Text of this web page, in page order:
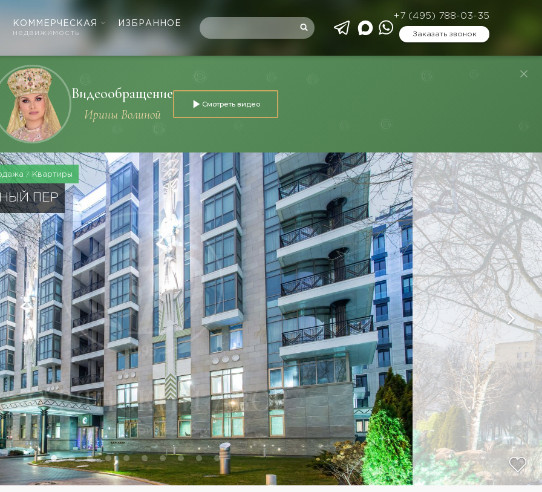
КОММЕРЧЕСКАЯ
недвижимость
ИЗБРАННОЕ
+7 (495) 788-03-35
Заказать звонок
Видеообращение
Ирины Волиной
Смотреть видео
Квартиры
ПЕР